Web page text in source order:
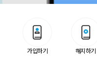
가입하기 해지하기